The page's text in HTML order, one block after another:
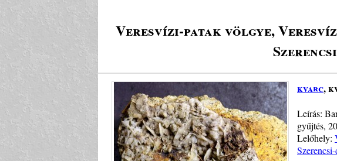
Veresvízi-patak völgye,
kvarc,
Leírás:
gyűjtés,
Lelőhely: